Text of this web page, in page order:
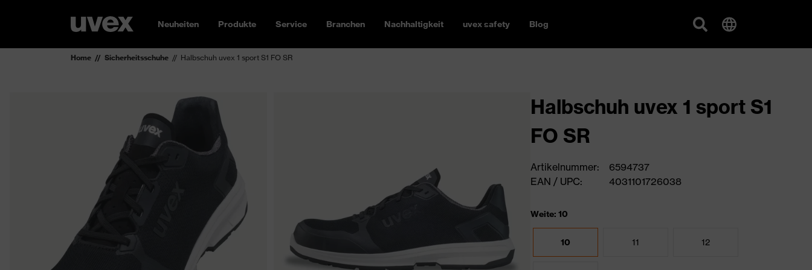
Neuheiten Produkte Service Branchen Nachhaltigkeit uvex safety Blog
Home Sicherheitsschuhe Halbschuh uvex 1 sport S1 FO SR
Halbschuh uvex 1 sport S1
FO SR
Artikelnummer:
6594737
EAN / UPC:
4031101726038
Weite: 10
10 11 12